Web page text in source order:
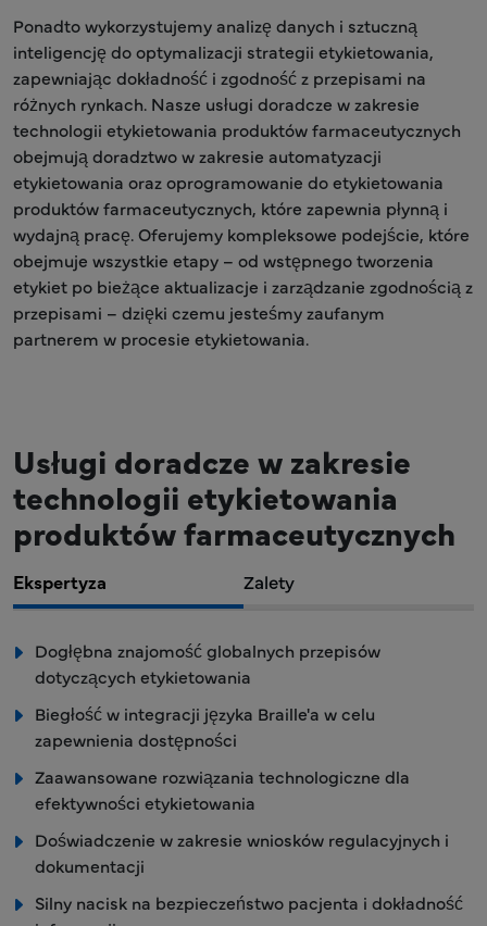
Ponadto wykorzystujemy analizę danych i sztuczną
inteligencję do optymalizacji strategii etykietowania,
zapewniając dokładność i zgodność z przepisami na
różnych rynkach. Nasze usługi doradcze w zakresie
technologii etykietowania produktów farmaceutycznych
obejmują doradztwo w zakresie automatyzacji
etykietowania oraz oprogramowanie do etykietowania
produktów farmaceutycznych, które zapewnia płynną i
wydajną pracę. Oferujemy kompleksowe podejście, które
obejmuje wszystkie etapy – od wstępnego tworzenia
etykiet po bieżące aktualizacje i zarządzanie zgodnością z
przepisami – dzięki czemu jesteśmy zaufanym
partnerem w procesie etykietowania.
Usługi doradcze w zakresie
technologii etykietowania
produktów farmaceutycznych
Ekspertyza Zalety
Dogłębna znajomość globalnych przepisów
dotyczących etykietowania
Biegłość w integracji języka Braille'a w celu
zapewnienia dostępności
Zaawansowane rozwiązania technologiczne dla
efektywności etykietowania
Doświadczenie w zakresie wniosków regulacyjnych i
dokumentacji
Silny nacisk na bezpieczeństwo pacjenta i dokładność